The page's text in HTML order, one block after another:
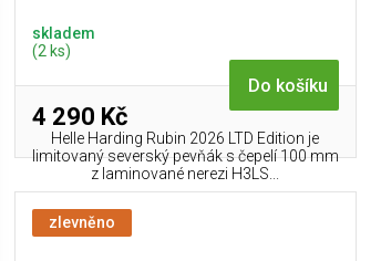
skladem
(2 ks)
4 290 Kč
Do košíku
Helle Harding Rubin 2026 LTD Edition je
limitovaný severský pevňák s čepelí 100 mm
z laminované nerezi H3LS...
zlevněno